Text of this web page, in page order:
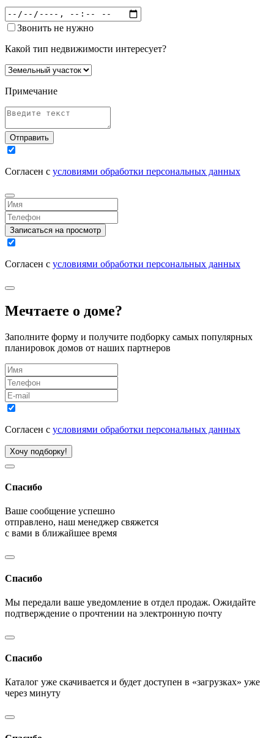
Звонить не нужно
Какой тип недвижимости интересует?
Примечание
Отправить
Согласен с условиями обработки персональных данных
Записаться на просмотр
Согласен с условиями обработки персональных данных
Мечтаете о доме?
Заполните форму и получите подборку самых популярных
планировок домов от наших партнеров
Согласен с условиями обработки персональных данных
Хочу подборку!
Спасибо
Ваше сообщение успешно
отправлено, наш менеджер свяжется
с вами в ближайшее время
Спасибо
Мы передали ваше уведомление в отдел продаж. Ожидайте
подтверждение о прочтении на электронную почту
Спасибо
Каталог уже скачивается и будет доступен в «загрузках» уже
через минуту